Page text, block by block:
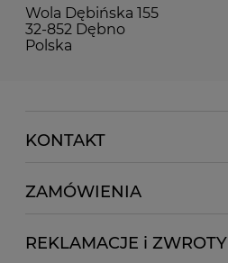
Wola Dębińska 155
32-852 Dębno
Polska
KONTAKT
ZAMÓWIENIA
REKLAMACJE i ZWROTY